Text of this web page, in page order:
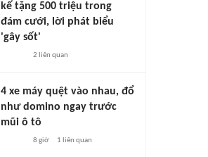
kế tặng 500 triệu trong
đám cưới, lời phát biểu
'gây sốt'
2 liên quan
4 xe máy quệt vào nhau, đổ
như domino ngay trước
mũi ô tô
8 giờ 1 liên quan